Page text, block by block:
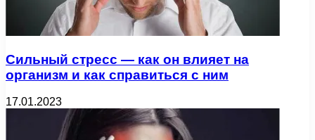
Сильный стресс — как он влияет на
организм и как справиться с ним
17.01.2023